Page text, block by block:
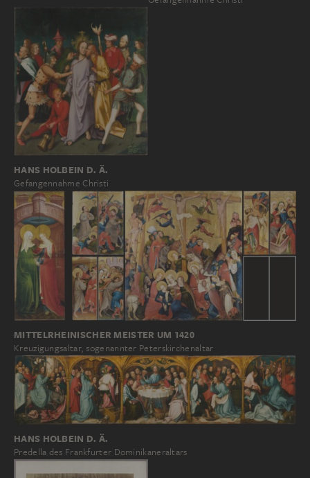
HANS HOLBEIN D. Ä.
Gefangennahme Christi
MITTELRHEINISCHER MEISTER UM 1420
Kreuzigungsaltar, sogenannter Peterskirchenaltar
HANS HOLBEIN D. Ä.
Predella des Frankfurter Dominikaneraltars